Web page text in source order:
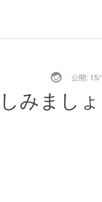
公開:
みましょ